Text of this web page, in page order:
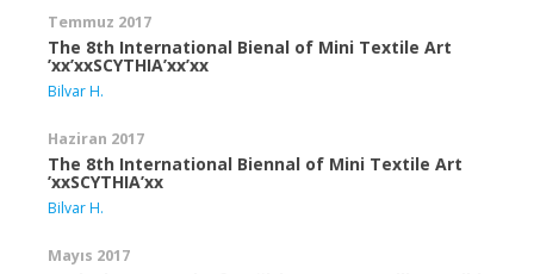
Temmuz 2017
The 8th International Bienal of Mini Textile Art
’xx’xxSCYTHIA’xx’xx
Bilvar H.
Haziran 2017
The 8th International Biennal of Mini Textile Art
’xxSCYTHIA’xx
Bilvar H.
Mayıs 2017